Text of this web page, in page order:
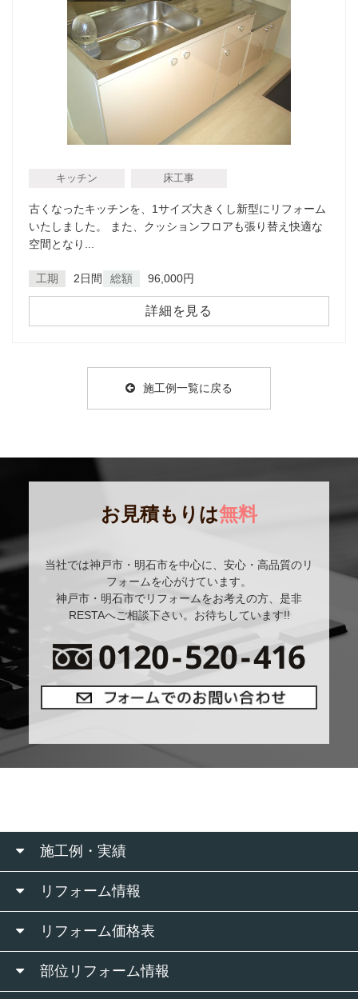
キッチン 床工事
古くなったキッチンを、1サイズ大きくし新型にリフォーム
いたしました。 また、クッションフロアも張り替え快適な
空間となり...
工期 2日間 総額 96,000円
詳細を見る
施工例一覧に戻る
お見積もりは無料
当社では神戸市・明石市を中心に、安心・高品質のリ
フォームを心がけています。
神戸市・明石市でリフォームをお考えの方、是非
RESTAへご相談下さい。お待ちしています!!
施工例・実績
リフォーム情報
リフォーム価格表
部位リフォーム情報